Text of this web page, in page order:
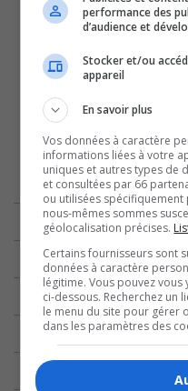
performance des
d’audience et
Stocker et/ou
appareil
En savoir plus
Vos données à caractère
informations liées à votre
uniques et autres types de
et consultées par 66
ou utilisées
nous-mêmes sommes
géolocalisation précises.
Certains fournisseurs sont
données à caractère
légitime. Vous pouvez
ci-dessous. Recherchez un
le menu du site pour gérer
dans les paramètres des